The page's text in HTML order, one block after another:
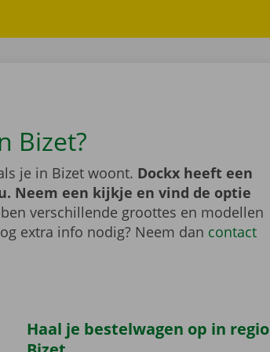
Bizet?
je in Bizet woont. Dockx heeft een
Neem een kijkje en vind de optie
verschillende groottes en modellen
extra info nodig? Neem dan contact
Haal je bestelwagen op in regio